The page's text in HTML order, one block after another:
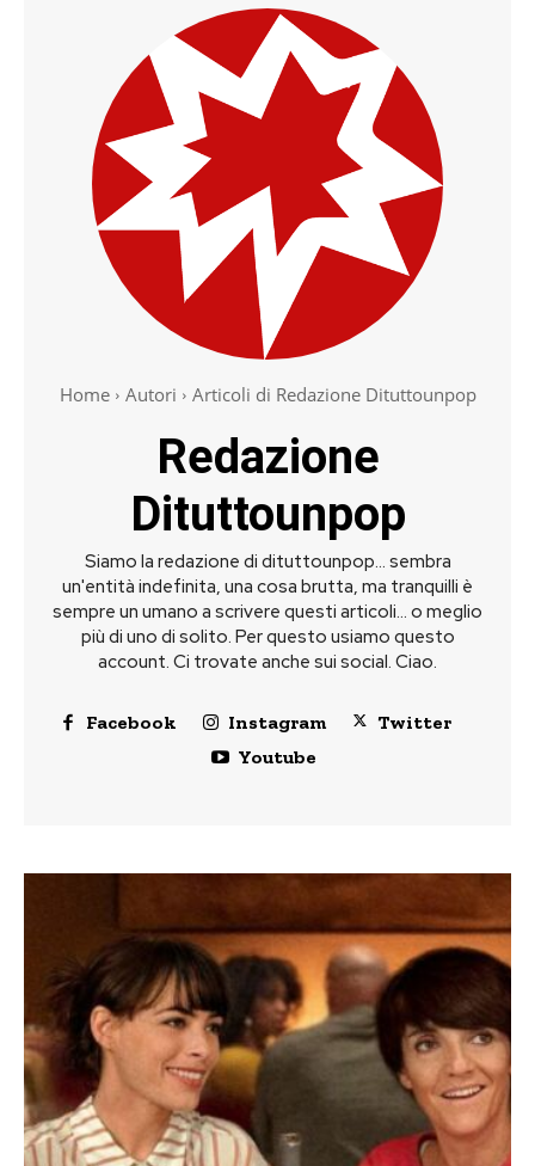
Home Autori Articoli di Redazione Dituttounpop
Redazione
Dituttounpop
Siamo la redazione di dituttounpop... sembra
un'entità indefinita, una cosa brutta, ma tranquilli è
sempre un umano a scrivere questi articoli... o meglio
più di uno di solito. Per questo usiamo questo
account. Ci trovate anche sui social. Ciao.
Facebook Instagram
Twitter
Youtube